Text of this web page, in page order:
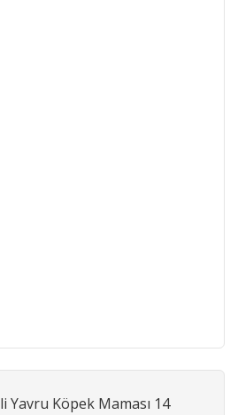
Yavru Köpek Maması 14